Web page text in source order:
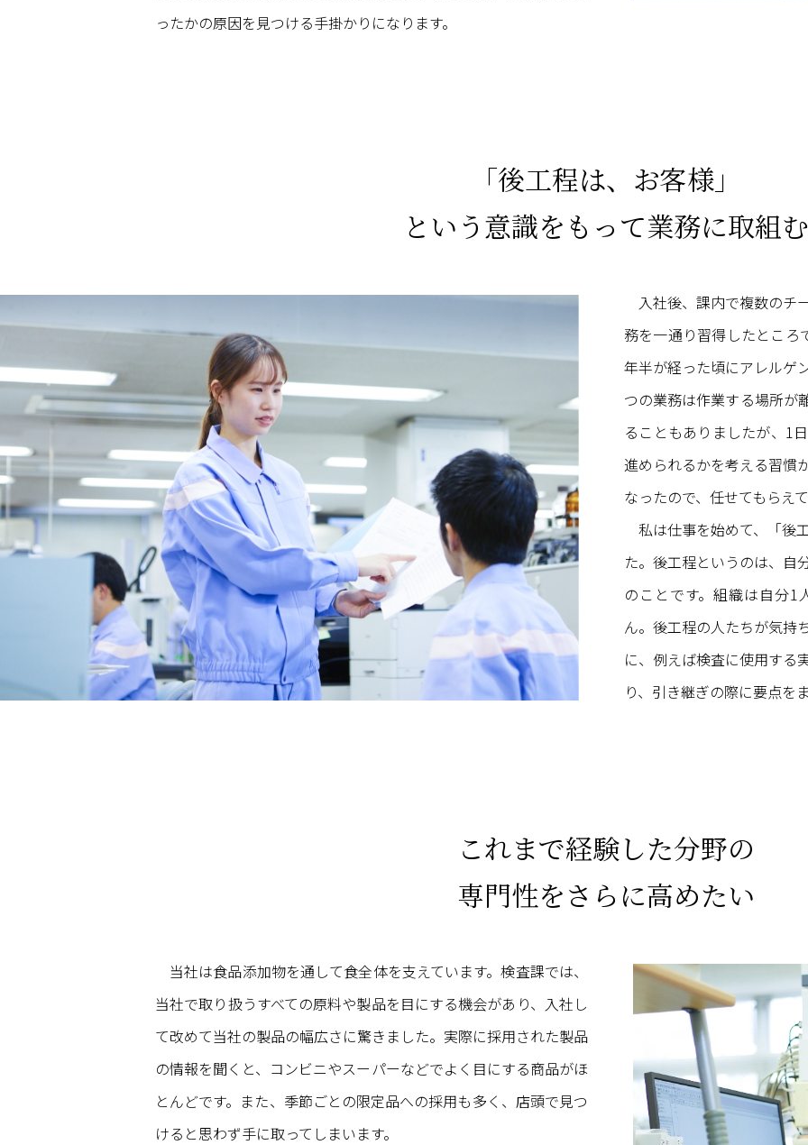
ったかの原因を見つける手掛かりになります。
「後工程は、お客様」
という意識をもって業務に取組む
入社後、課内で複数のチ
務を一通り習得したとこ
年半が経った頃にアレルゲ
つの業務は作業する場所が
ることもありましたが、1
進められるかを考える習慣
なったので、任せてもらえ
私は仕事を始めて、「後
た。後工程というのは、自
のことです。組織は自分
ん。後工程の人たちが気持
に、例えば検査に使用する
り、引き継ぎの際に要点を
これまで経験した分野の
専門性をさらに高めたい
当社は食品添加物を通して食全体を支えています。検査課では、
当社で取り扱うすべての原料や製品を目にする機会があり、入社し
て改めて当社の製品の幅広さに驚きました。実際に採用された製品
の情報を聞くと、コンビニやスーパーなどでよく目にする商品がほ
とんどです。また、季節ごとの限定品への採用も多く、店頭で見つ
けると思わず手に取ってしまいます。